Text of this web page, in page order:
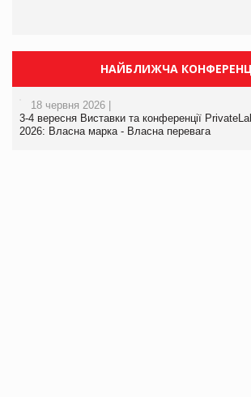
НАЙБЛИЖЧА
18 червня 2026 |
3-4 вересня Виставки та конференції
2026: Власна марка - Власна перевага